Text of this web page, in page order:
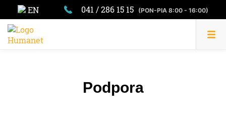
EN 041 / 286 15 15 (PON-PIA 8:00 - 16:00)
Podpora